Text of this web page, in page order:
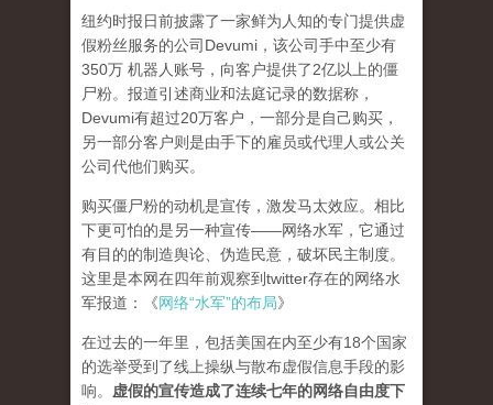
纽约时报日前披露了一家鲜为人知的专门提供虚
假粉丝服务的公司Devumi，该公司手中至少有
350万 机器人账号，向客户提供了2亿以上的僵
尸粉。报道引述商业和法庭记录的数据称，
Devumi有超过20万客户，一部分是自己购买，
另一部分客户则是由手下的雇员或代理人或公关
公司代他们购买。
购买僵尸粉的动机是宣传，激发马太效应。相比
下更可怕的是另一种宣传——网络水军，它通过
有目的的制造舆论、伪造民意，破坏民主制度。
这里是本网在四年前观察到twitter存在的网络水
军报道：《网络“水军”的布局》
在过去的一年里，包括美国在内至少有18个国家
的选举受到了线上操纵与散布虚假信息手段的影
响。 虚假的宣传造成了连续七年的网络自由度下